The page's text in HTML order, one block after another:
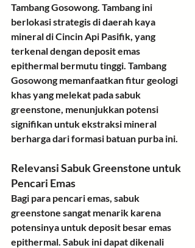
Tambang Gosowong. Tambang ini
berlokasi strategis di daerah kaya
mineral di Cincin Api Pasifik, yang
terkenal dengan deposit emas
epithermal bermutu tinggi. Tambang
Gosowong memanfaatkan fitur geologi
khas yang melekat pada sabuk
greenstone, menunjukkan potensi
signifikan untuk ekstraksi mineral
berharga dari formasi batuan purba ini.
Relevansi Sabuk Greenstone untuk
Pencari Emas
Bagi para pencari emas, sabuk
greenstone sangat menarik karena
potensinya untuk deposit besar emas
epithermal. Sabuk ini dapat dikenali